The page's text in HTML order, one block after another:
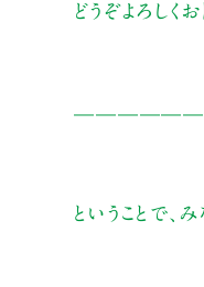
どうぞよろしく
ということで、